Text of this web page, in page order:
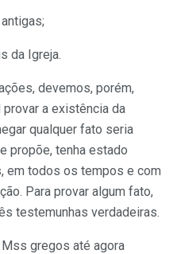
da Igreja.
devemos, porém,
a existência da
qualquer fato seria
propõe, tenha estado
em todos os tempos e com
Para provar algum fato,
testemunhas verdadeiras.
gregos até agora